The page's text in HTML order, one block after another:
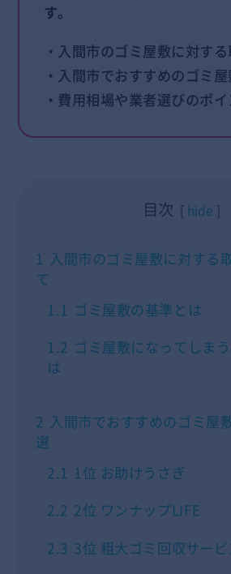
す。
・入間市のゴミ屋敷に対す
・入間市でおすすめのゴミ
・費用相場や業者選びのポ
目次 hide
1 入間市のゴミ屋敷に対する
て
1.1 ゴミ屋敷の基準とは
1.2 ゴミ屋敷になってしま
は
2 入間市でおすすめのゴミ屋
選
2.1 1位 お助けうさぎ
2.2 2位 ワンナップLIFE
2.3 3位 粗大ゴミ回収サービ